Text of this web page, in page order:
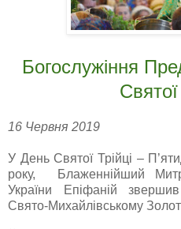
Богослужіння
Святої
16 Червня 2019
У День Святої Трійці –
року, Блаженнійший
України Епіфаній
Свято-Михайлівському